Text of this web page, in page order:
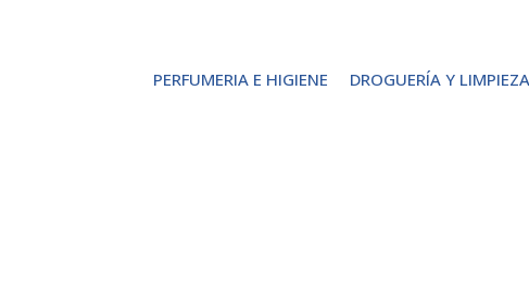
PERFUMERIA E HIGIENE DROGUERÍA Y LIMPIEZA